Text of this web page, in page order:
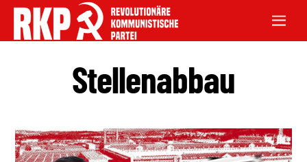
Stellenabbau